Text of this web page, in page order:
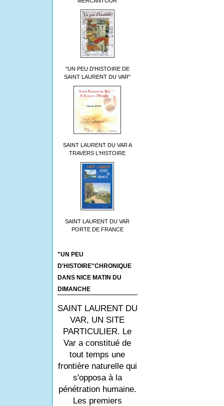
"UN PEU D'HISTOIRE DE
SAINT LAURENT DU VAR"
SAINT LAURENT DU VAR A
TRAVERS L'HISTOIRE
SAINT LAURENT DU VAR
PORTE DE FRANCE
"UN PEU
D'HISTOIRE"CHRONIQUE
DANS NICE MATIN DU
DIMANCHE
SAINT LAURENT DU
VAR, UN SITE
PARTICULIER. Le
Var a constitué de
tout temps une
frontière naturelle qui
s'opposa à la
pénétration humaine.
Les premiers